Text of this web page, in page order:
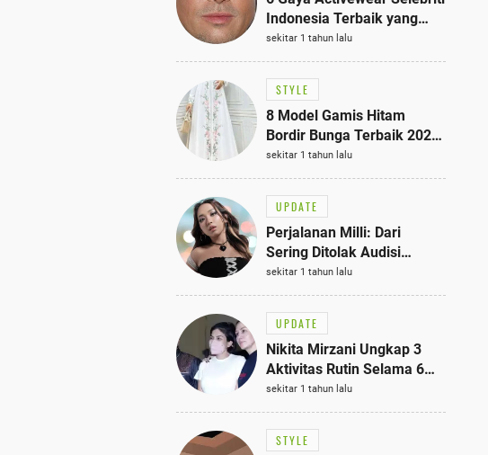
Indonesia Terbaik yang
Bisa Jadi Inspirasi
Fashionmu
sekitar 1 tahun lalu
STYLE
8 Model Gamis Hitam
Bordir Bunga Terbaik 2025,
Stylish untuk Hangout
hingga Acara Semi-Formal
sekitar 1 tahun lalu
UPDATE
Perjalanan Milli: Dari
Sering Ditolak Audisi
hingga Menjadi Rapper Top
10 Thailand
sekitar 1 tahun lalu
UPDATE
Nikita Mirzani Ungkap 3
Aktivitas Rutin Selama 6
Bulan di Rutan Pondok
Bambu, Terungkap!
sekitar 1 tahun lalu
STYLE